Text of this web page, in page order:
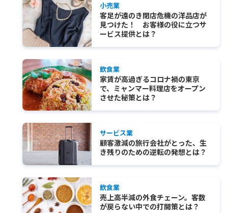
小売業
客足が遠のき閉店危機の洋品店が
見つけた！ お客様の役に立つサ
ービス提供とは？
飲食業
家賃が高過ぎるコロナ禍の東京
で、ミャンマー料理店をオープン
させた秘策とは？
サービス業
顧客激減の旅行会社がとった、生
き残りのための逆転の発想とは？
飲食業
売上高半減の外食チェーン。客数
が戻らない中での打開策とは？